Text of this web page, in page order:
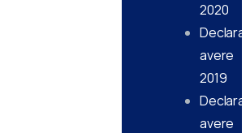
2020
avere
2019
avere